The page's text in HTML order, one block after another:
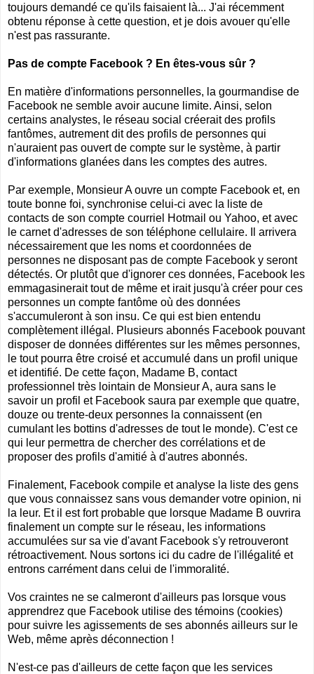
toujours demandé ce qu'ils faisaient là... J'ai récemment
obtenu réponse à cette question, et je dois avouer qu'elle
n'est pas rassurante.
Pas de compte Facebook ? En êtes-vous sûr ?
En matière d'informations personnelles, la gourmandise de
Facebook ne semble avoir aucune limite. Ainsi, selon
certains analystes, le réseau social créerait des profils
fantômes, autrement dit des profils de personnes qui
n'auraient pas ouvert de compte sur le système, à partir
d'informations glanées dans les comptes des autres.
Par exemple, Monsieur A ouvre un compte Facebook et, en
toute bonne foi, synchronise celui-ci avec la liste de
contacts de son compte courriel Hotmail ou Yahoo, et avec
le carnet d'adresses de son téléphone cellulaire. Il arrivera
nécessairement que les noms et coordonnées de
personnes ne disposant pas de compte Facebook y seront
détectés. Or plutôt que d'ignorer ces données, Facebook les
emmagasinerait tout de même et irait jusqu'à créer pour ces
personnes un compte fantôme où des données
s'accumuleront à son insu. Ce qui est bien entendu
complètement illégal. Plusieurs abonnés Facebook pouvant
disposer de données différentes sur les mêmes personnes,
le tout pourra être croisé et accumulé dans un profil unique
et identifié. De cette façon, Madame B, contact
professionnel très lointain de Monsieur A, aura sans le
savoir un profil et Facebook saura par exemple que quatre,
douze ou trente-deux personnes la connaissent (en
cumulant les bottins d'adresses de tout le monde). C'est ce
qui leur permettra de chercher des corrélations et de
proposer des profils d'amitié à d'autres abonnés.
Finalement, Facebook compile et analyse la liste des gens
que vous connaissez sans vous demander votre opinion, ni
la leur. Et il est fort probable que lorsque Madame B ouvrira
finalement un compte sur le réseau, les informations
accumulées sur sa vie d'avant Facebook s'y retrouveront
rétroactivement. Nous sortons ici du cadre de l'illégalité et
entrons carrément dans celui de l'immoralité.
Vos craintes ne se calmeront d'ailleurs pas lorsque vous
apprendrez que Facebook utilise des témoins (cookies)
pour suivre les agissements de ses abonnés ailleurs sur le
Web, même après déconnection !
N'est-ce pas d'ailleurs de cette façon que les services